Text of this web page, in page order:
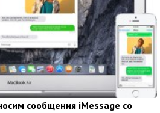
сообщения iMessage со